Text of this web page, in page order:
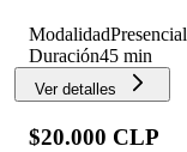
ModalidadPresencial
Duración45 min
Ver detalles
$20.000 CLP